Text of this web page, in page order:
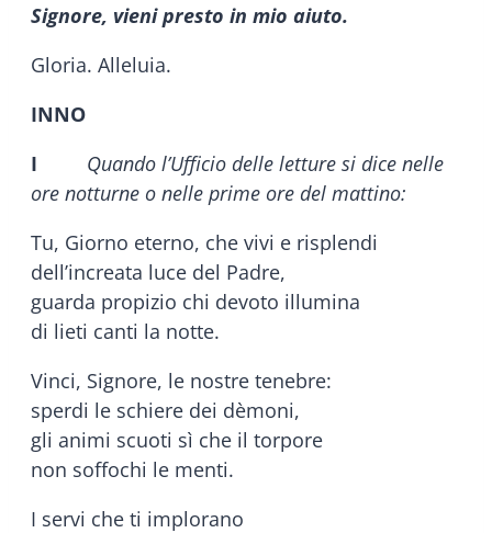
Signore, vieni presto in mio aiuto.
Gloria. Alleluia.
INNO
I
Quando l’Ufficio delle letture si dice nelle
ore notturne o nelle prime ore del mattino:
Tu, Giorno eterno, che vivi e risplendi
dell’increata luce del Padre,
guarda propizio chi devoto illumina
di lieti canti la notte.
Vinci, Signore, le nostre tenebre:
sperdi le schiere dei dèmoni,
gli animi scuoti sì che il torpore
non soffochi le menti.
I servi che ti implorano